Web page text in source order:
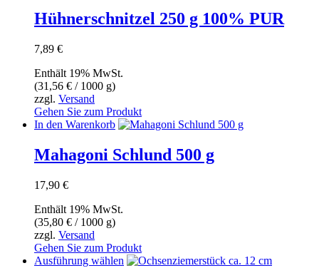
gewählt
Hühnerschnitzel 250 g 100% PUR
7,89 €
Enthält 19% MwSt.
(31,56 € / 1000 g)
zzgl. Versand
Gehen Sie zum Produkt
In den Warenkorb
Mahagoni Schlund 500 g
17,90 €
Enthält 19% MwSt.
(35,80 € / 1000 g)
zzgl. Versand
Gehen Sie zum Produkt
Ausführung wählen Dieses